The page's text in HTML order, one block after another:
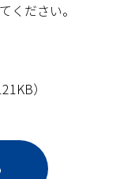
ください。
）